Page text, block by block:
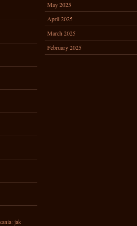
jak
May 2025
April 2025
March 2025
February 2025